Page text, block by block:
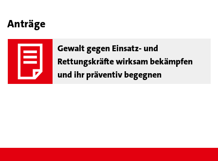
Anträge
Gewalt gegen Einsatz- und
Rettungskräfte wirksam bekämpfen
und ihr präventiv begegnen